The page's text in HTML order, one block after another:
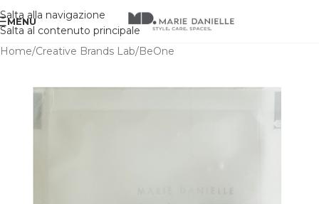
Salta alla navigazione
Salta al contenuto principale
MENU
Home/Creative Brands Lab/BeOne